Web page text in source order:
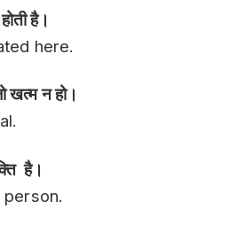
है।
here.
खत्म न हो।
है।